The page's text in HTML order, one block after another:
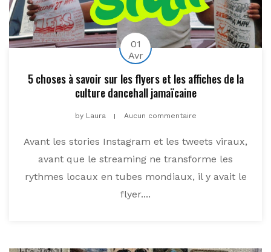
01
Avr
5 choses à savoir sur les flyers et les affiches de la
culture dancehall jamaïcaine
byLaura Aucun commentaire
Avant les stories Instagram et les tweets viraux,
avant que le streaming ne transforme les
rythmes locaux en tubes mondiaux, il y avait le
flyer....